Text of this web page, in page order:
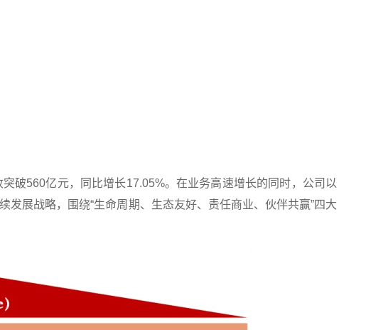
破560亿元，同比增长17.05%。在业务高速增长的同时，公司以
展战略，围绕“生命周期、生态友好、责任商业、伙伴共赢”四大